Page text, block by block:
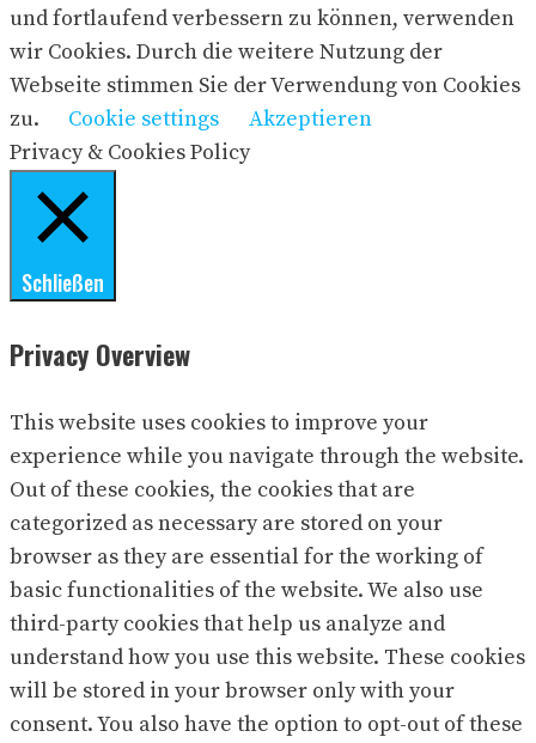
und fortlaufend verbessern zu können, verwenden
wir Cookies. Durch die weitere Nutzung der
Webseite stimmen Sie der Verwendung von Cookies
zu.
Cookie settings
Akzeptieren
Privacy & Cookies Policy
Schließen
Privacy Overview
This website uses cookies to improve your
experience while you navigate through the website.
Out of these cookies, the cookies that are
categorized as necessary are stored on your
browser as they are essential for the working of
basic functionalities of the website. We also use
third-party cookies that help us analyze and
understand how you use this website. These cookies
will be stored in your browser only with your
consent. You also have the option to opt-out of these